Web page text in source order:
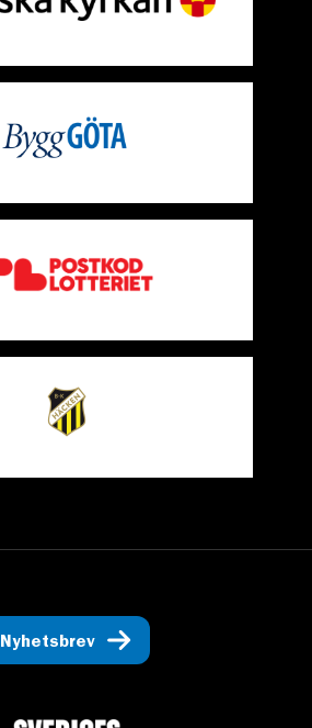
Nyhetsbrev